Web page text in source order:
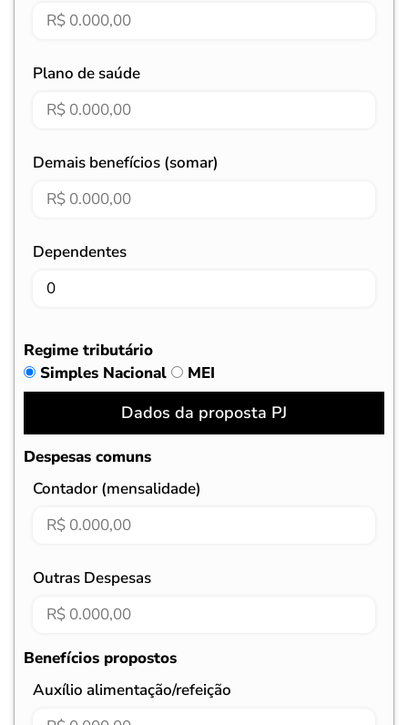
Plano de saúde
Demais benefícios (somar)
Dependentes
Regime tributário
Simples Nacional
MEI
Dados da proposta PJ
Despesas comuns
Contador (mensalidade)
Outras Despesas
Benefícios propostos
Auxílio alimentação/refeição